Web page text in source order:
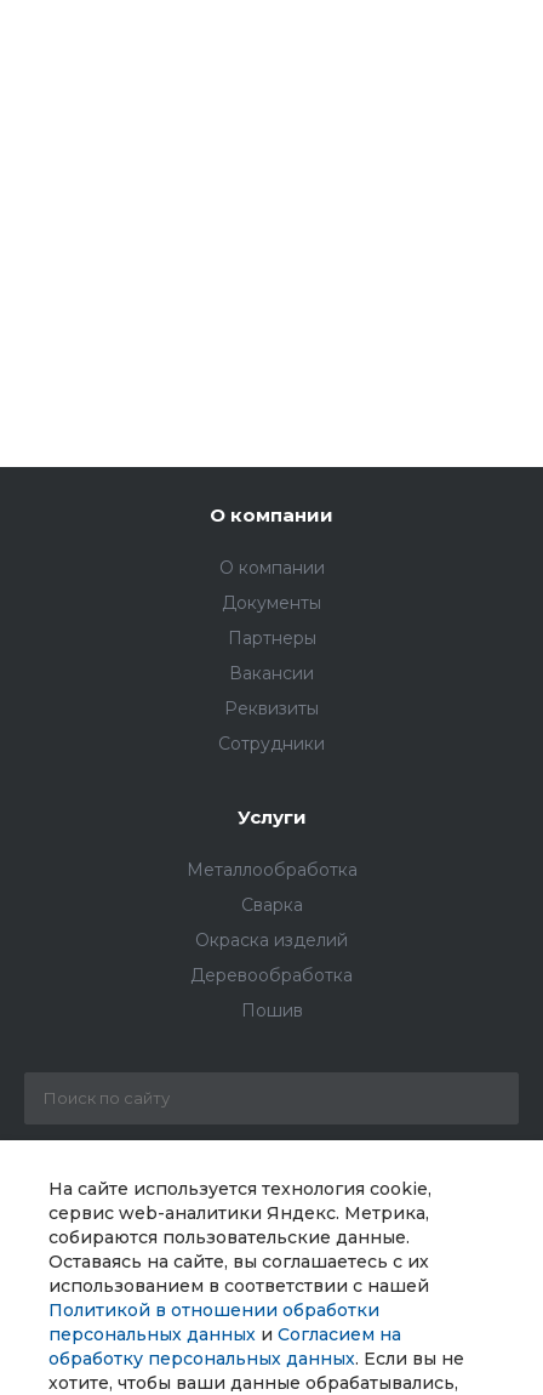
На сайте используется технология cookie,
сервис web-аналитики Яндекс. Метрика,
собираются пользовательские данные.
Оставаясь на сайте, вы соглашаетесь с их
использованием в соответствии с нашей
Политикой в отношении обработки
персональных данных и Согласием на
обработку персональных данных. Если вы не
хотите, чтобы ваши данные обрабатывались,
О компании
О компании
Документы
Партнеры
Вакансии
Реквизиты
Сотрудники
Услуги
Металлообработка
Сварка
Окраска изделий
Деревообработка
Пошив
info@mebeltorg.org
г. Череповец, ул. Мира 30, КПП17